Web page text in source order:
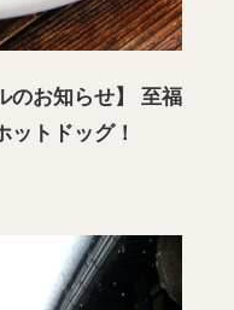
のお知らせ】 至福
トドッグ！